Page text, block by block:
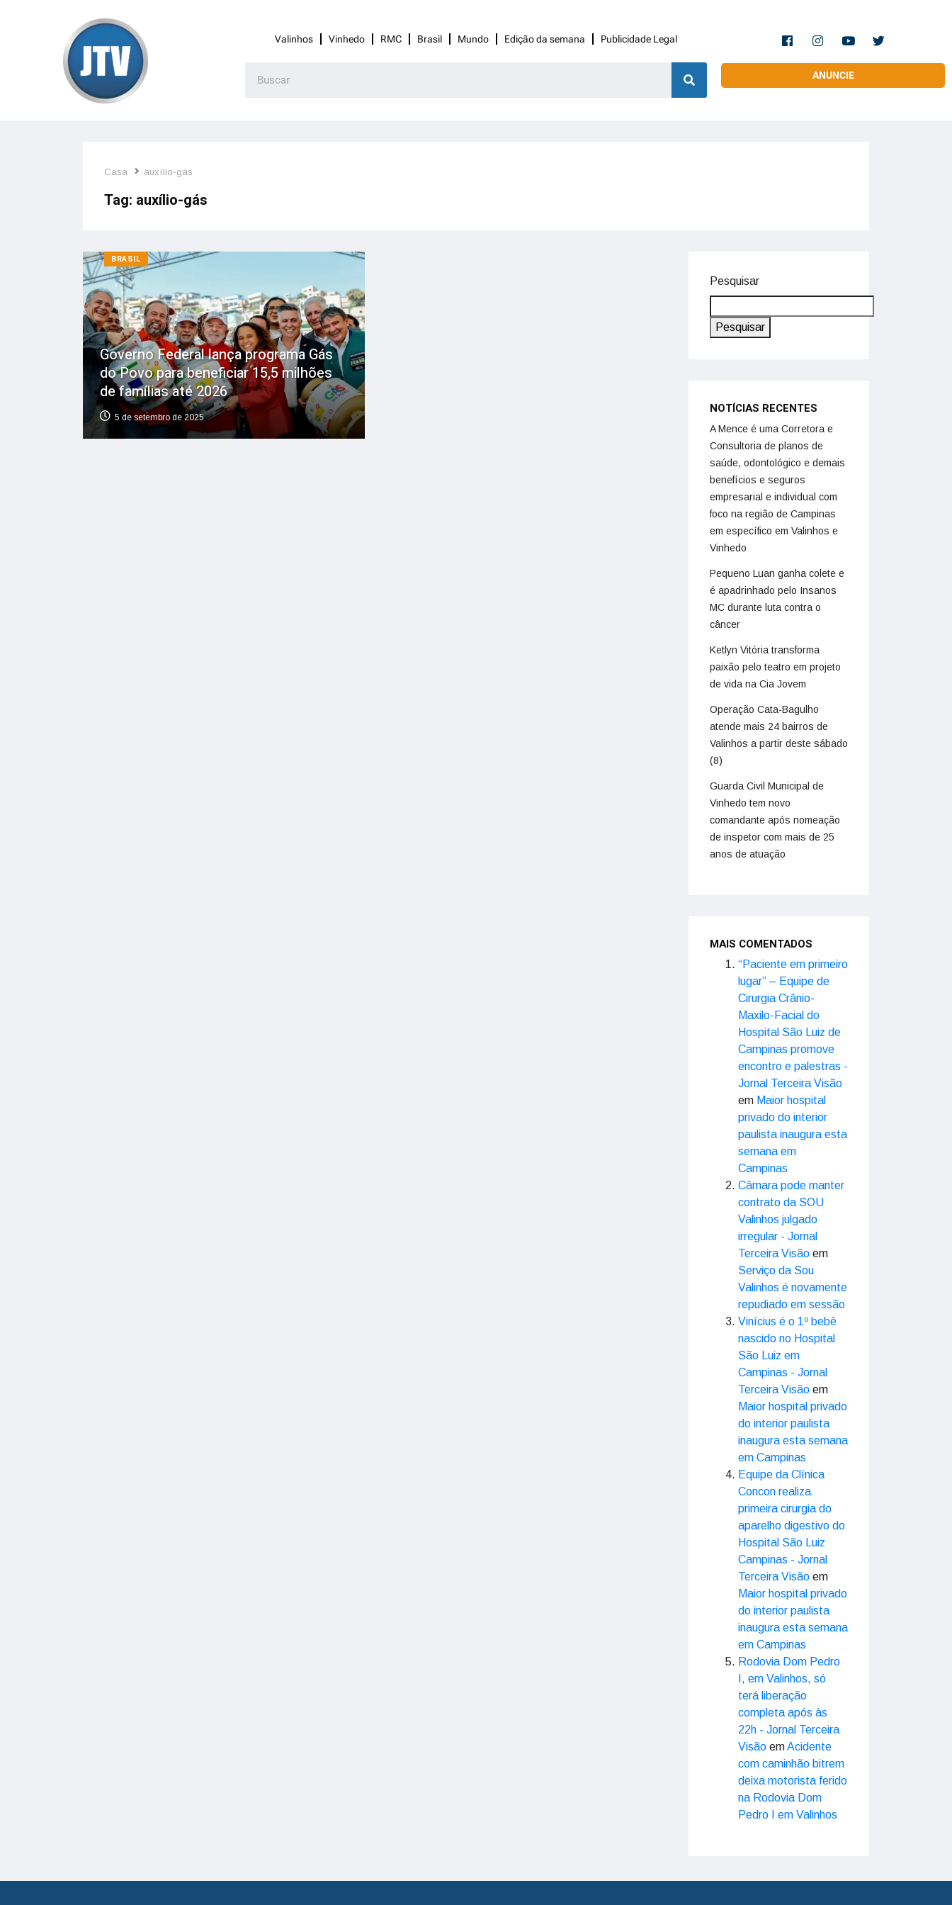
Valinhos Vinhedo RMC Brasil Mundo Edição da semana Publicidade Legal
ANUNCIE
Casa auxílio-gás
Tag: auxílio-gás
BRASIL
Governo Federal lança programa Gás
do Povo para beneficiar 15,5 milhões
de famílias até 2026
5 de setembro de 2025
Pesquisar
Pesquisar
NOTÍCIAS RECENTES
A Mence é uma Corretora e
Consultoria de planos de
saúde, odontológico e demais
benefícios e seguros
empresarial e individual com
foco na região de Campinas
em específico em Valinhos e
Vinhedo
Pequeno Luan ganha colete e
é apadrinhado pelo Insanos
MC durante luta contra o
câncer
Ketlyn Vitória transforma
paixão pelo teatro em projeto
de vida na Cia Jovem
Operação Cata-Bagulho
atende mais 24 bairros de
Valinhos a partir deste sábado
(8)
Guarda Civil Municipal de
Vinhedo tem novo
comandante após nomeação
de inspetor com mais de 25
anos de atuação
MAIS COMENTADOS
“Paciente em primeiro
lugar” – Equipe de
Cirurgia Crânio-
Maxilo-Facial do
Hospital São Luiz de
Campinas promove
encontro e palestras -
Jornal Terceira Visão
em Maior hospital
privado do interior
paulista inaugura esta
semana em
Campinas
Câmara pode manter
contrato da SOU
Valinhos julgado
irregular - Jornal
Terceira Visão em
Serviço da Sou
Valinhos é novamente
repudiado em sessão
Vinícius é o 1º bebê
nascido no Hospital
São Luiz em
Campinas - Jornal
Terceira Visão em
Maior hospital privado
do interior paulista
inaugura esta semana
em Campinas
Equipe da Clínica
Concon realiza
primeira cirurgia do
aparelho digestivo do
Hospital São Luiz
Campinas - Jornal
Terceira Visão em
Maior hospital privado
do interior paulista
inaugura esta semana
em Campinas
Rodovia Dom Pedro
I, em Valinhos, só
terá liberação
completa após às
22h - Jornal Terceira
Visão emAcidente
com caminhão bitrem
deixa motorista ferido
na Rodovia Dom
Pedro I em Valinhos